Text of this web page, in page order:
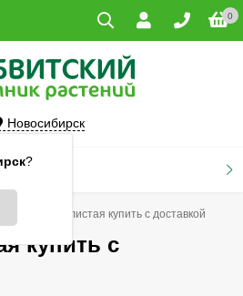
0
Новосибирск
?
Ива Извилистая купить с доставкой
купить с